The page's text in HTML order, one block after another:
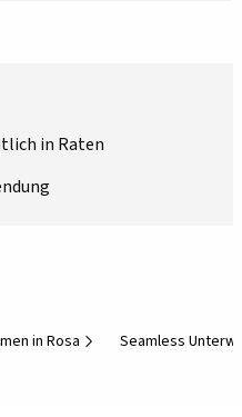
in Raten
in Rosa Seamless